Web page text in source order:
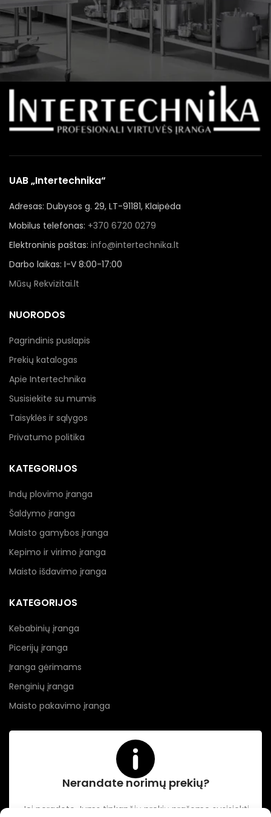
UAB „Intertechnika“
Adresas: Dubysos g. 29, LT-91181, Klaipėda
Mobilus telefonas: +370 6720 0279
Elektroninis paštas: info@intertechnika.lt
Darbo laikas: I-V 8:00-17:00
Mūsų Rekvizitai.lt
NUORODOS
Pagrindinis puslapis
Prekių katalogas
Apie Intertechnika
Susisiekite su mumis
Taisyklės ir sąlygos
Privatumo politika
KATEGORIJOS
Indų plovimo įranga
Šaldymo įranga
Maisto gamybos įranga
Kepimo ir virimo įranga
Maisto išdavimo įranga
KATEGORIJOS
Kebabinių įranga
Picerijų įranga
Įranga gėrimams
Renginių įranga
Maisto pakavimo įranga
Nerandate norimų prekių?
Jei neradote Jums tinkančių prekių prašome susisiekti